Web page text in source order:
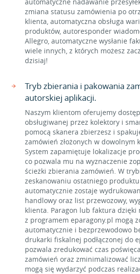
zmiana statusu zamówienia po
klienta, automatyczna obsługa
produktów, autoresponder
Allegro, automatyczne wysłanie
wiele innych, z których możesz
dzisiaj!
Tryb zbierania i pakowania
autorskiej aplikacji.
Naszym klientom oferujemy
obsługiwanej przez kolektory i
pomocą skanera zbierzesz i
zamówień złożonych w dowolnym
System zapamiętuje lokalizacje
co pozwala mu na wyznaczenie
ścieżki zbierania zamówień. W
zeskanowaniu ostatniego
automatycznie zostaje
handlowy oraz list przewozowy,
klienta. Paragon lub faktura dzięki
z programem eparagony.pl mogą
automatycznie i bezprzewodowo
drukarki fiskalnej podłączonej do
pozwala zredukować czas
zamówień oraz zminimalizować
mogą się wydarzyć podczas